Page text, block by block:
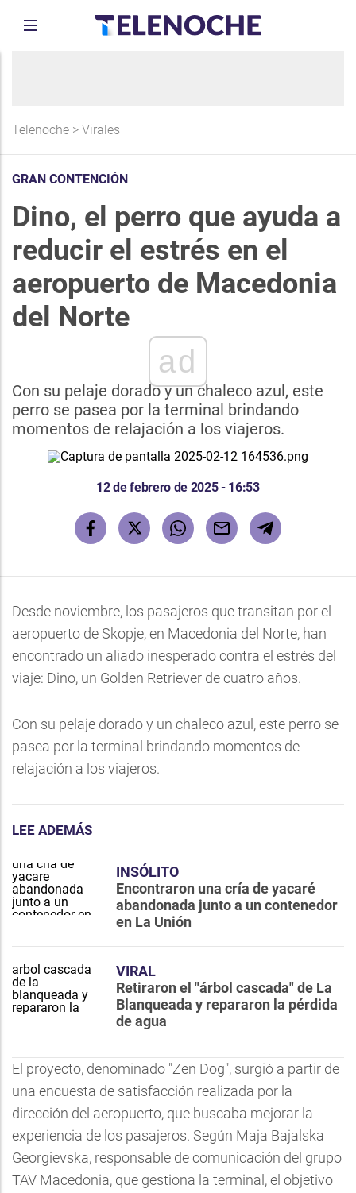
Telenoche > Virales
GRAN CONTENCIÓN
Dino, el perro que ayuda a
reducir el estrés en el
aeropuerto de Macedonia
del Norte
ad
Con su pelaje dorado y un chaleco azul, este
perro se pasea por la terminal brindando
momentos de relajación a los viajeros.
12 de febrero de 2025 - 16:53
Desde noviembre, los pasajeros que transitan por el
aeropuerto de Skopje, en Macedonia del Norte, han
encontrado un aliado inesperado contra el estrés del
viaje: Dino, un Golden Retriever de cuatro años.
Con su pelaje dorado y un chaleco azul, este perro se
pasea por la terminal brindando momentos de
relajación a los viajeros.
LEE ADEMÁS
INSÓLITO
Encontraron una cría de yacaré
abandonada junto a un contenedor
en La Unión
VIRAL
Retiraron el "árbol cascada" de La
Blanqueada y repararon la pérdida
de agua
El proyecto, denominado "Zen Dog", surgió a partir de
una encuesta de satisfacción realizada por la
dirección del aeropuerto, que buscaba mejorar la
experiencia de los pasajeros. Según Maja Bajalska
Georgievska, responsable de comunicación del grupo
TAV Macedonia, que gestiona la terminal, el objetivo